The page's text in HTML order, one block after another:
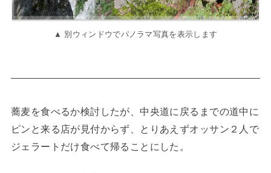
▲ 別ウィンドウでパノラマ写真を表示します
蕎麦を食べるか検討したが、中央道に戻るまでの道中に
ピンと来る店が見付からず、とりあえずオッサン２人で
ジェラートだけ食べて帰ることにした。